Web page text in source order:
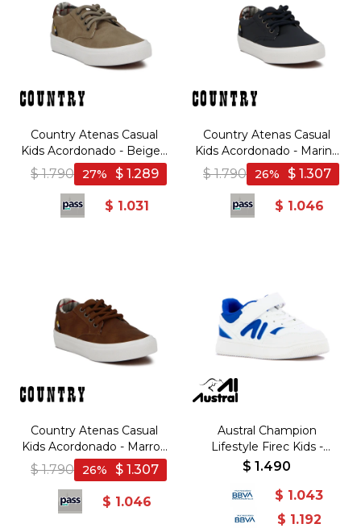
Country Atenas Casual
Kids Acordonado - Beige -
Beige
$ 1.790 $ 1.289
27
$ 1.031
Country Atenas Casual
Kids Acordonado - Marino
- Marino
$ 1.790 $ 1.307
26
$ 1.046
Country Atenas Casual
Kids Acordonado - Marron
- Marron
$ 1.790 $ 1.307
26
$ 1.046
Austral Champion
Lifestyle Firec Kids -
Blanco/Azul - Blanco-Azul
$ 1.490
$ 1.043
$ 1.192